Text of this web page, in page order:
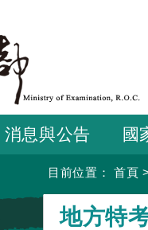
消息與公告 國
目前位置： 首頁
:::
地方特